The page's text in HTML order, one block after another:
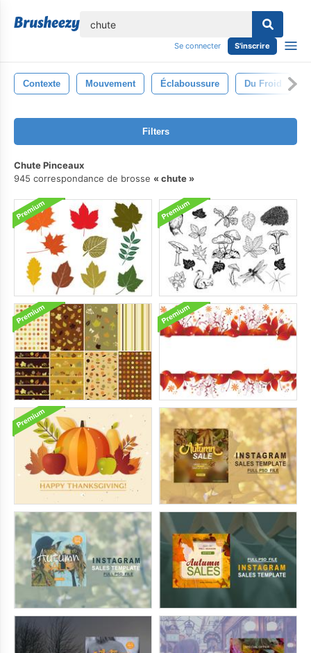
Se connecter S'inscrire
Contexte Mouvement Éclaboussure Du Froid
Filters
Chute Pinceaux
945 correspondance de brosse
chute